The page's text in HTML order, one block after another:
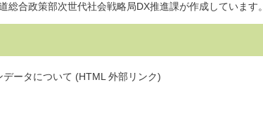
総合政策部次世代社会戦略局DX推進課が作成しています。
ータについて (HTML 外部リンク)